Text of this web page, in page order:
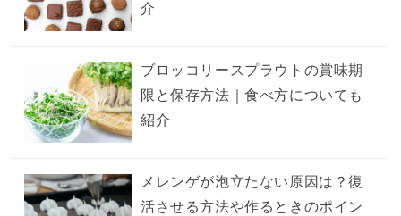
介
ブロッコリースプラウトの賞味期
限と保存方法｜食べ方についても
紹介
メレンゲが泡立たない原因は？復
活させる方法や作るときのポイン